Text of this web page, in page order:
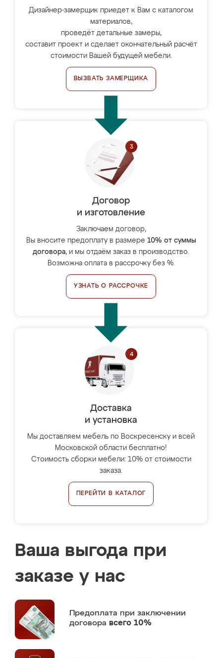
Дизайнер-замерщик приедет к Вам с каталогом
материалов,
проведёт детальные замеры,
составит проект и сделает окончательный расчёт
стоимости Вашей будущей мебели.
ВЫЗВАТЬ ЗАМЕРЩИКА
Договор
и изготовление
Заключаем договор,
Вы вносите предоплату в размере 10% от суммы
договора, и мы отдаём заказ в производство.
Возможна оплата в рассрочку без %.
УЗНАТЬ О РАССРОЧКЕ
Доставка
и установка
Мы доставляем мебель по Воскресенску и всей
Московской области бесплатно!
Стоимость сборки мебели: 10% от стоимости
заказа.
ПЕРЕЙТИ В КАТАЛОГ
Ваша выгода при
заказе у нас
Предоплата при заключении
договора всего 10%